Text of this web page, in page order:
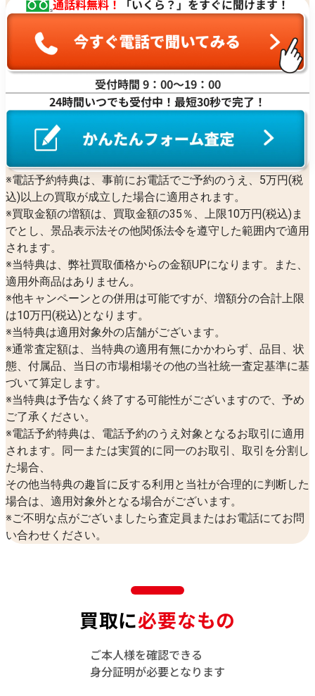
通話料無料！ 「いくら？」をすぐに聞けます！
受付時間 9：00〜19：00
24時間いつでも受付中！最短30秒で完了！
※電話予約特典は、事前にお電話でご予約のうえ、5万円(税
込)以上の買取が成立した場合に適用されます。
※買取金額の増額は、買取金額の35％、上限10万円(税込)ま
でとし、景品表示法その他関係法令を遵守した範囲内で適用
されます。
※当特典は、弊社買取価格からの金額UPになります。また、
適用外商品はありません。
※他キャンペーンとの併用は可能ですが、増額分の合計上限
は10万円(税込)となります。
※当特典は適用対象外の店舗がございます。
※通常査定額は、当特典の適用有無にかかわらず、品目、状
態、付属品、当日の市場相場その他の当社統一査定基準に基
づいて算定します。
※当特典は予告なく終了する可能性がございますので、予め
ご了承ください。
※電話予約特典は、電話予約のうえ対象となるお取引に適用
されます。同一または実質的に同一のお取引、取引を分割し
た場合、
その他当特典の趣旨に反する利用と当社が合理的に判断した
場合は、適用対象外となる場合がございます。
※ご不明な点がございましたら査定員またはお電話にてお問
い合わせください。
買取に必要なもの
ご本人様を確認できる
身分証明が必要となります